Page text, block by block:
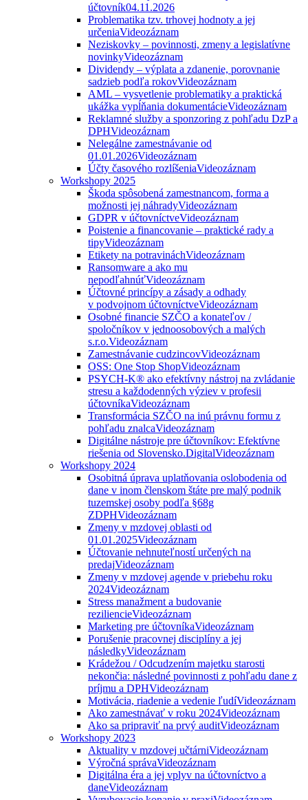
účtovník04.11.2026
Problematika tzv. trhovej hodnoty a jej
určeniaVideozáznam
Neziskovky – povinnosti, zmeny a legislatívne
novinkyVideozáznam
Dividendy – výplata a zdanenie, porovnanie
sadzieb podľa rokovVideozáznam
AML – vysvetlenie problematiky a praktická
ukážka vypĺňania dokumentácieVideozáznam
Reklamné služby a sponzoring z pohľadu DzP a
DPHVideozáznam
Nelegálne zamestnávanie od
01.01.2026Videozáznam
Účty časového rozlíšeniaVideozáznam
Workshopy 2025
Škoda spôsobená zamestnancom, forma a
možnosti jej náhradyVideozáznam
GDPR v účtovníctveVideozáznam
Poistenie a financovanie – praktické rady a
tipyVideozáznam
Etikety na potravináchVideozáznam
Ransomware a ako mu
nepodľahnúťVideozáznam
Účtovné princípy a zásady a odhady
v podvojnom účtovníctveVideozáznam
Osobné financie SZČO a konateľov /
spoločníkov v jednoosobových a malých
s.r.o.Videozáznam
Zamestnávanie cudzincovVideozáznam
OSS: One Stop ShopVideozáznam
PSYCH-K® ako efektívny nástroj na zvládanie
stresu a každodenných výziev v profesii
účtovníkaVideozáznam
Transformácia SZČO na inú právnu formu z
pohľadu znalcaVideozáznam
Digitálne nástroje pre účtovníkov: Efektívne
riešenia od Slovensko.DigitalVideozáznam
Workshopy 2024
Osobitná úprava uplatňovania oslobodenia od
dane v inom členskom štáte pre malý podnik
tuzemskej osoby podľa §68g
ZDPHVideozáznam
Zmeny v mzdovej oblasti od
01.01.2025Videozáznam
Účtovanie nehnuteľností určených na
predajVideozáznam
Zmeny v mzdovej agende v priebehu roku
2024Videozáznam
Stress manažment a budovanie
reziliencieVideozáznam
Marketing pre účtovníkaVideozáznam
Porušenie pracovnej disciplíny a jej
následkyVideozáznam
Krádežou / Odcudzením majetku starosti
nekončia: následné povinnosti z pohľadu dane z
príjmu a DPHVideozáznam
Motivácia, riadenie a vedenie ľudíVideozáznam
Ako zamestnávať v roku 2024Videozáznam
Ako sa pripraviť na prvý auditVideozáznam
Workshopy 2023
Aktuality v mzdovej učtárniVideozáznam
Výročná správaVideozáznam
Digitálna éra a jej vplyv na účtovníctvo a
daneVideozáznam